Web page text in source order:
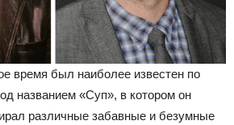
время был наиболее известен по
названием «Суп», в котором он
различные забавные и безумные